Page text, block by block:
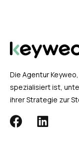
Die Agentur Keyweo,
spezialisiert ist,
ihrer Strategie zur